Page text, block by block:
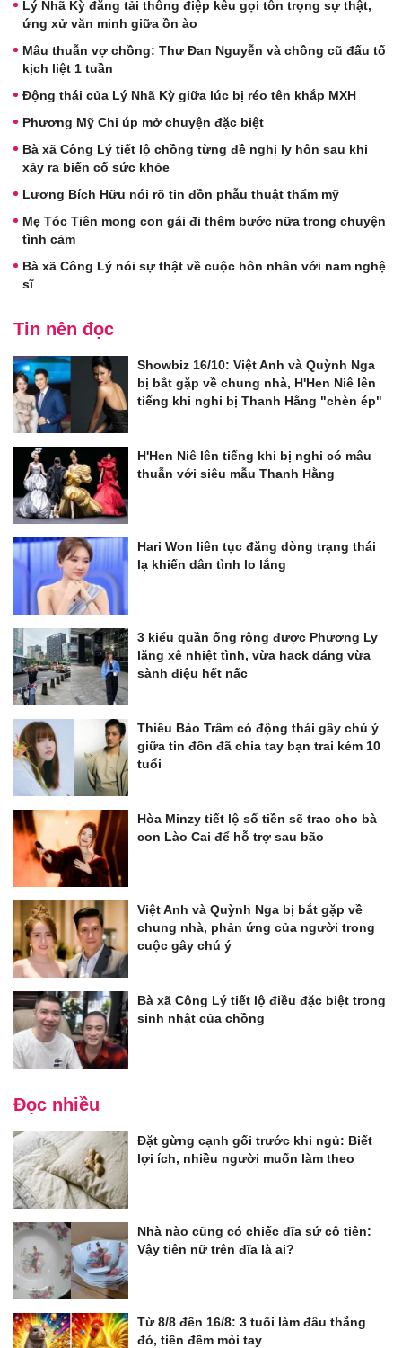
Lý Nhã Kỳ đăng tải thông điệp kêu gọi tôn trọng sự thật,
ứng xử văn minh giữa ồn ào
Mâu thuẫn vợ chồng: Thư Đan Nguyễn và chồng cũ đấu tố
kịch liệt 1 tuần
Động thái của Lý Nhã Kỳ giữa lúc bị réo tên khắp MXH
Phương Mỹ Chi úp mở chuyện đặc biệt
Bà xã Công Lý tiết lộ chồng từng đề nghị ly hôn sau khi
xảy ra biến cố sức khỏe
Lương Bích Hữu nói rõ tin đồn phẫu thuật thẩm mỹ
Mẹ Tóc Tiên mong con gái đi thêm bước nữa trong chuyện
tình cảm
Bà xã Công Lý nói sự thật về cuộc hôn nhân với nam nghệ
sĩ
Tin nên đọc
Showbiz 16/10: Việt Anh và Quỳnh Nga
bị bắt gặp về chung nhà, H'Hen Niê lên
tiếng khi nghi bị Thanh Hằng "chèn ép"
H'Hen Niê lên tiếng khi bị nghi có mâu
thuẫn với siêu mẫu Thanh Hằng
Hari Won liên tục đăng dòng trạng thái
lạ khiến dân tình lo lắng
3 kiểu quần ống rộng được Phương Ly
lăng xê nhiệt tình, vừa hack dáng vừa
sành điệu hết nấc
Thiều Bảo Trâm có động thái gây chú ý
giữa tin đồn đã chia tay bạn trai kém 10
tuổi
Hòa Minzy tiết lộ số tiền sẽ trao cho bà
con Lào Cai để hỗ trợ sau bão
Việt Anh và Quỳnh Nga bị bắt gặp về
chung nhà, phản ứng của người trong
cuộc gây chú ý
Bà xã Công Lý tiết lộ điều đặc biệt trong
sinh nhật của chồng
Đọc nhiều
Đặt gừng cạnh gối trước khi ngủ: Biết
lợi ích, nhiều người muốn làm theo
Nhà nào cũng có chiếc đĩa sứ cô tiên:
Vậy tiên nữ trên đĩa là ai?
Từ 8/8 đến 16/8: 3 tuổi làm đâu thắng
đó, tiền đếm mỏi tay